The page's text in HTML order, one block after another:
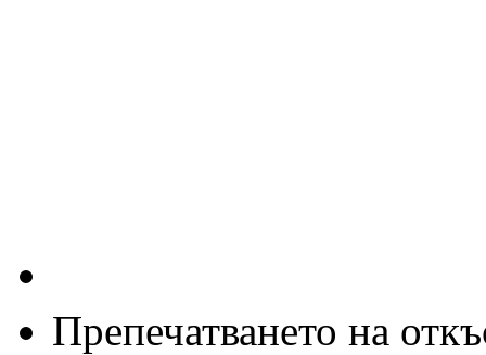
Препечатването на